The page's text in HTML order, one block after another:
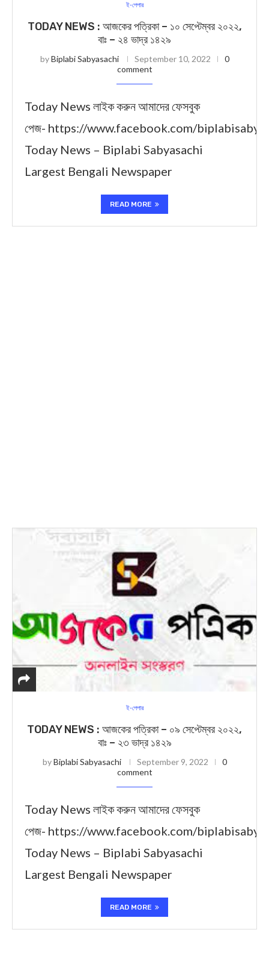
ই-পেপার
TODAY NEWS : আজকের পত্রিকা – ১০ সেপ্টেম্বর ২০২২,
বাঃ – ২৪ ভাদ্র ১৪২৯
byBiplabi Sabyasachi September 10, 2022
0
comment
Today News লাইক করুন আমাদের ফেসবুক
পেজ- https://www.facebook.com/
Today News – Biplabi Sabyasachi
Largest Bengali Newspaper
READ MORE
ই-পেপার
TODAY NEWS : আজকের পত্রিকা – ০৯ সেপ্টেম্বর ২০২২,
বাঃ – ২৩ ভাদ্র ১৪২৯
byBiplabi Sabyasachi September 9, 2022
0
comment
Today News লাইক করুন আমাদের ফেসবুক
পেজ- https://www.facebook.com/
Today News – Biplabi Sabyasachi
Largest Bengali Newspaper
READ MORE